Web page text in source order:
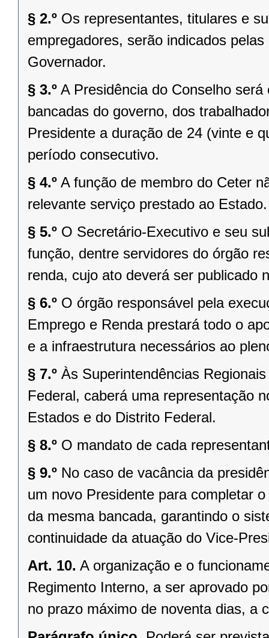
§ 2.º Os representantes, titulares e
empregadores, serão indicados
Governador.
§ 3.º A Presidência do Conselho
bancadas do governo, dos
Presidente a duração de 24 (vinte e
período consecutivo.
§ 4.º A função de membro do Ceter
relevante serviço prestado ao Estado.
§ 5.º O Secretário-Executivo e seu
função, dentre servidores do órgão
renda, cujo ato deverá ser publicado
§ 6.º O órgão responsável pela
Emprego e Renda prestará todo o
e a infraestrutura necessários ao
§ 7.º Às Superintendências
Federal, caberá uma representação
Estados e do Distrito Federal.
§ 8.º O mandato de cada
§ 9.º No caso de vacância da
um novo Presidente para completar
da mesma bancada, garantindo o
continuidade da atuação do Vice-
Art. 10. A organização e o
Regimento Interno, a ser aprovado
no prazo máximo de noventa dias, a